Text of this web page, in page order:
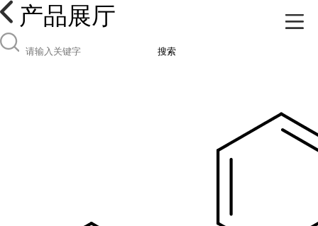
产品展厅
搜索